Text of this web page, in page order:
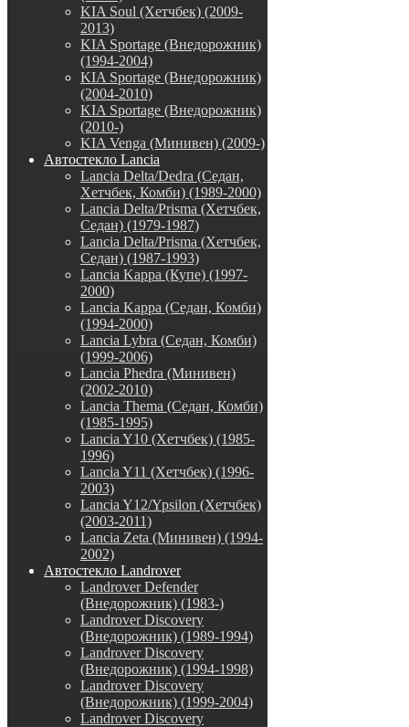
KIA Soul (Хетчбек) (2009-
2013)
KIA Sportage (Внедорожник)
(1994-2004)
KIA Sportage (Внедорожник)
(2004-2010)
KIA Sportage (Внедорожник)
(2010-)
KIA Venga (Минивен) (2009-)
Автостекло Lancia
Lancia Delta/Dedra (Седан,
Хетчбек, Комби) (1989-2000)
Lancia Delta/Prisma (Хетчбек,
Седан) (1979-1987)
Lancia Delta/Prisma (Хетчбек,
Седан) (1987-1993)
Lancia Kappa (Купе) (1997-
2000)
Lancia Kappa (Седан, Комби)
(1994-2000)
Lancia Lybra (Седан, Комби)
(1999-2006)
Lancia Phedra (Минивен)
(2002-2010)
Lancia Thema (Седан, Комби)
(1985-1995)
Lancia Y10 (Хетчбек) (1985-
1996)
Lancia Y11 (Хетчбек) (1996-
2003)
Lancia Y12/Ypsilon (Хетчбек)
(2003-2011)
Lancia Zeta (Минивен) (1994-
2002)
Автостекло Landrover
Landrover Defender
(Внедорожник) (1983-)
Landrover Discovery
(Внедорожник) (1989-1994)
Landrover Discovery
(Внедорожник) (1994-1998)
Landrover Discovery
(Внедорожник) (1999-2004)
Landrover Discovery